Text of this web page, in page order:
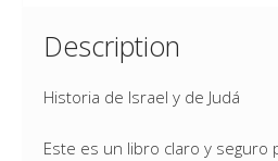
Description
Historia de Israel y de Judá
Este es un libro claro y seguro